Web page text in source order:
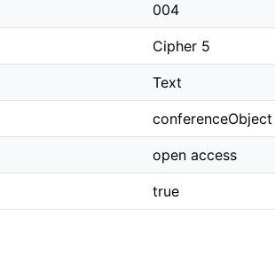
004
Cipher 5
Text
conferenceObject
open access
true